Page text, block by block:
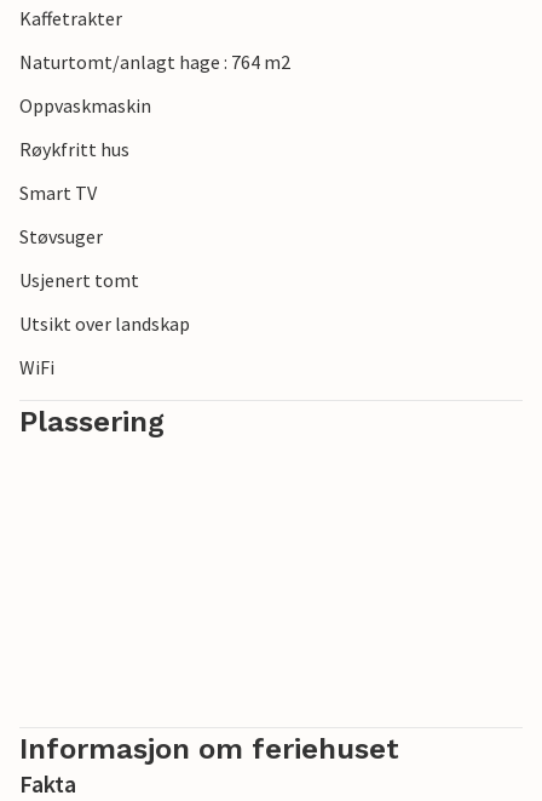
Kaffetrakter
Naturtomt/anlagt hage : 764 m2
Oppvaskmaskin
Røykfritt hus
Smart TV
Støvsuger
Usjenert tomt
Utsikt over landskap
WiFi
Plassering
Informasjon om feriehuset
Fakta